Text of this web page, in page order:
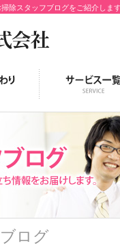
除スタッフブログをご紹介しま
ログ